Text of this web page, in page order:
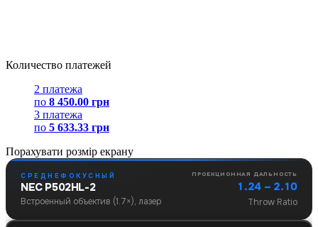
Количество платежей
2 платежа
по 8 450.00 грн
3 платежа
по 5 633.33 грн
Порахувати розмір екрану
СРЕДНЕФОКУСНЫЙ
NEC P502HL-2
Встроенный объектив (1.7×), лазер
ПРОЕКЦИОННАЯ ДАЛЬНОСТЬ
1.24 – 2.10
Throw Ratio